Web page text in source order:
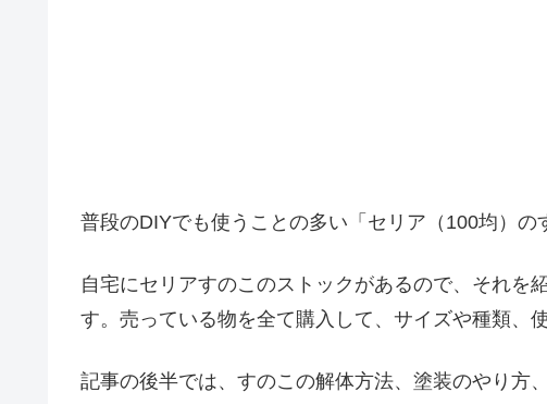
普段のDIYでも使うことの多い「セリア（100均）の
自宅にセリアすのこのストックがあるので、それを
す。売っている物を全て購入して、サイズや種類、
記事の後半では、すのこの解体方法、塗装のやり方